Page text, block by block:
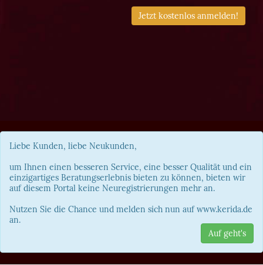
Jetzt kostenlos anmelden!
Liebe Kunden, liebe Neukunden,
um Ihnen einen besseren Service, eine besser Qualität und ein
einzigartiges Beratungserlebnis bieten zu können, bieten wir
auf diesem Portal keine Neuregistrierungen mehr an.
Nutzen Sie die Chance und melden sich nun auf www.kerida.de
an.
Auf geht's